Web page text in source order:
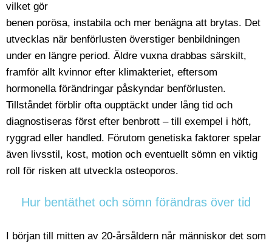
vilket gör
benen porösa, instabila och mer benägna att brytas. Det
utvecklas när benförlusten överstiger benbildningen
under en längre period. Äldre vuxna drabbas särskilt,
framför allt kvinnor efter klimakteriet, eftersom
hormonella förändringar påskyndar benförlusten.
Tillståndet förblir ofta oupptäckt under lång tid och
diagnostiseras först efter benbrott – till exempel i höft,
ryggrad eller handled. Förutom genetiska faktorer spelar
även livsstil, kost, motion och eventuellt sömn en viktig
roll för risken att utveckla osteoporos.
Hur bentäthet och sömn förändras över tid
I början till mitten av 20-årsåldern når människor det som